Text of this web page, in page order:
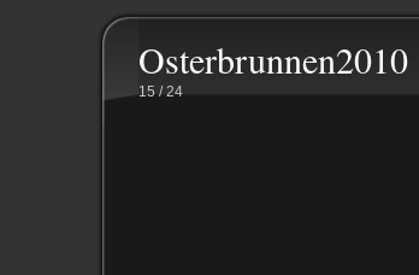
Osterbrunnen2010
15 / 24